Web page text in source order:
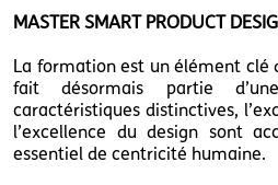
MASTER SMART PRODUCT
La formation est un élément clé
fait désormais partie
caractéristiques distinctives,
l’excellence du design sont
essentiel de centricité humaine.